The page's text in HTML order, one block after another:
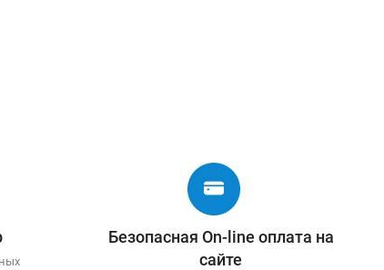
Безопасная On-line оплата на
сайте